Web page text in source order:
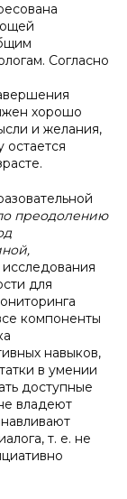
Согласно
хорошо
и желания,
остается
преодолению
для
компоненты
навыков,
в умении
доступные
владеют
т. е. не